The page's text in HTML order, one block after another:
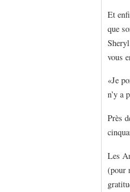
Et
que
vous
«Je
n’y a
Près
Les
(pour